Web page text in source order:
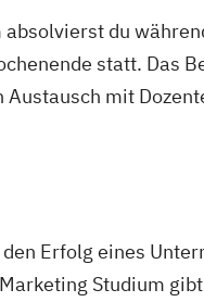
du
statt. Das
mit
Erfolg eines
Studium